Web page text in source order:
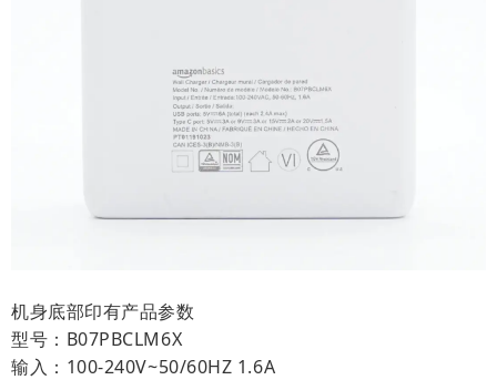
机身底部印有产品参数
型号：B07PBCLM6X
输入：100-240V~50/60HZ 1.6A